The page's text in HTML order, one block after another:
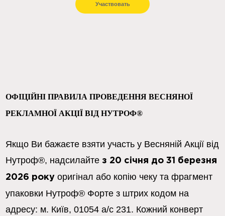
Участвовать
ОФІЦІЙНІ ПРАВИЛА ПРОВЕДЕННЯ ВЕСНЯНОЇ
РЕКЛАМНОЇ АКЦІЇ ВІД НУТРОФ®
Якщо Ви бажаєте взяти участь у Весняній Акції від
Нутроф®, надсилайте з 20 січня до 31 березня
2026 року оригінал або копію чеку та фрагмент
упаковки Нутроф® Форте з штрих кодом на
адресу: м. Київ, 01054 а/с 231. Кожний конверт